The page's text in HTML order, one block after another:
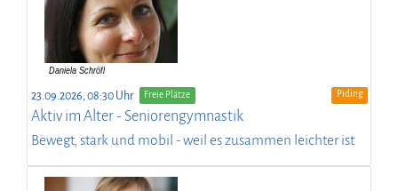
23.09.2026, 08:30 Uhr Freie Plätze Piding
Aktiv im Alter - Seniorengymnastik
Bewegt, stark und mobil - weil es zusammen leichter ist